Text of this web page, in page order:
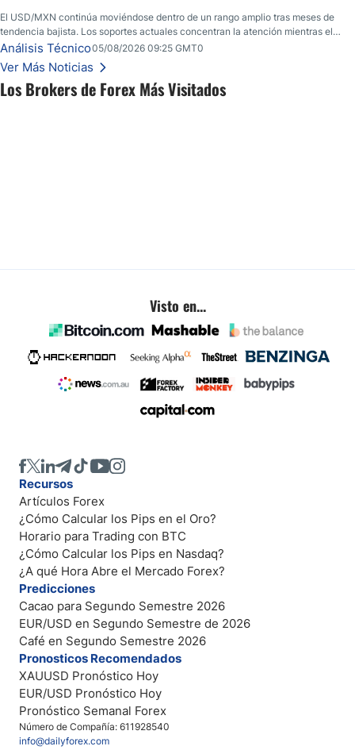
Los Brokers de Forex Más Visitados
El USD/MXN continúa moviéndose dentro de un rango amplio tras meses de
tendencia bajista. Los soportes actuales concentran la atención mientras el
mercado busca nuevas referencias.
Análisis Técnico05/08/2026 09:25 GMT0
Ver Más Noticias
Visto en...
Número de Compañía: 611928540
info@dailyforex.com
Recursos
Artículos Forex
¿Cómo Calcular los Pips en el Oro?
Horario para Trading con BTC
¿Cómo Calcular los Pips en Nasdaq?
¿A qué Hora Abre el Mercado Forex?
Predicciones
Cacao para Segundo Semestre 2026
EUR/USD en Segundo Semestre de 2026
Café en Segundo Semestre 2026
Pronosticos Recomendados
XAUUSD Pronóstico Hoy
EUR/USD Pronóstico Hoy
Pronóstico Semanal Forex